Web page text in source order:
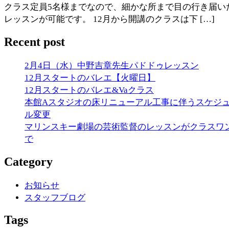
クラス定員5名様までなので、細かな所まで目の行き届い
レッスンが可能です。 12月から開講のクラスは下 […]
Recent post
2月4日（水）中野吉章先生パドドゥレッスン
12月スタートのバレエ【火曜日】
12月スタートのバレエ&Vaクラス
本館Aスタジオの床リニューアル工事に伴うスケジ
ル変更
マリンスキー劇場の芸術監督のレッスンがクラスワ
で
Category
お知らせ
スタッフブログ
Tags